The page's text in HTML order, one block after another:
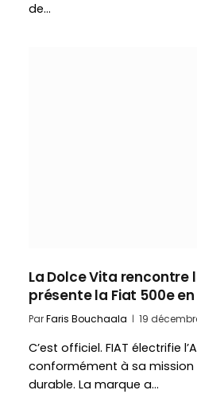
de…
La Dolce Vita rencontre
présente la Fiat 500e
ParFaris Bouchaala 19
C’est officiel. FIAT électrifie
conformément à sa
durable. La marque a…